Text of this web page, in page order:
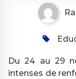
Du 24 au 29
intenses de